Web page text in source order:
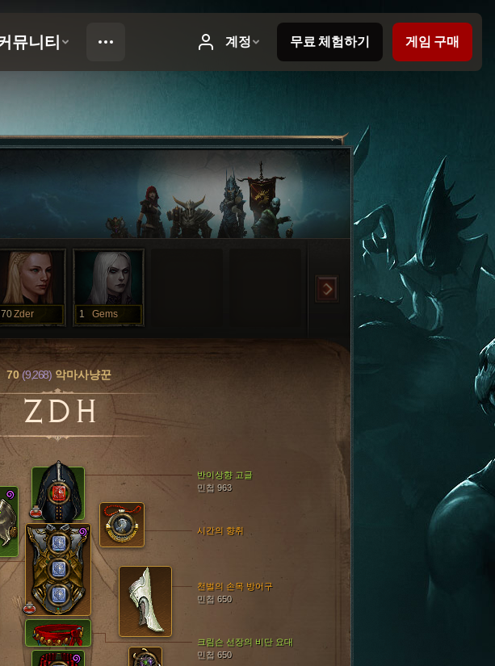
70Zder 1 Gems
70 (9,268)악마사냥꾼
ZDH
반이상향 고글
민첩 963
천벌의 손목 방어구
민첩 650
크림슨 선장의 비단 요대
민첩 650
시간의 향취